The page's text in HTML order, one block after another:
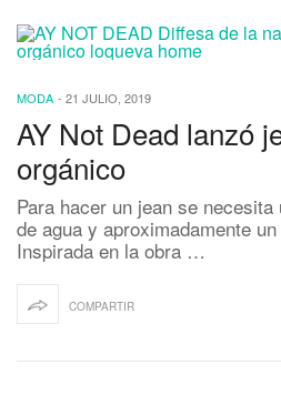
MODA - 21 JULIO, 2019
AY Not Dead lanzó
orgánico
Para hacer un jean se
de agua y aproximadamente
Inspirada en la obra …
COMPARTIR